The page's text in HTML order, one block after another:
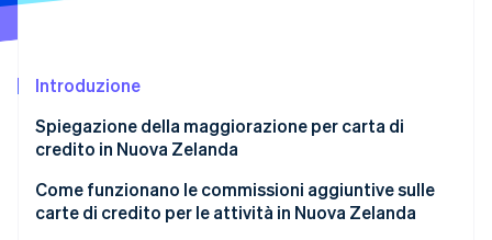
Stripe Sessions 2026
Scopri come Stripe sta costruendo l'infrastruttura
Guarda ora
Introduzione
Spiegazione della maggiorazione per carta di
credito in Nuova Zelanda
Come funzionano le commissioni aggiuntive sulle
carte di credito per le attività in Nuova Zelanda